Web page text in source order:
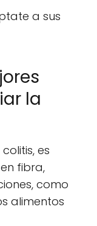
a sus
la
es
fibra,
como
alimentos